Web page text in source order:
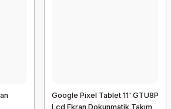
Google Pixel Tablet 11' GTU8P
Lcd Ekran Dokunmatik Takım